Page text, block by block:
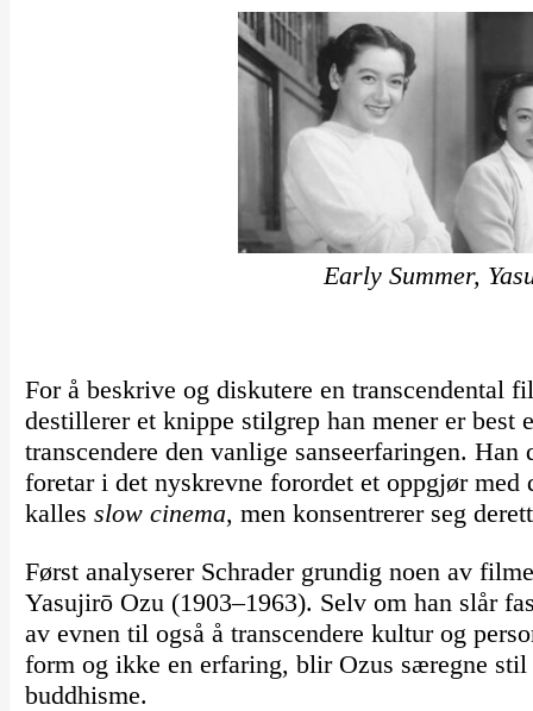
Early Summer,
For å beskrive og diskutere en transcendental
destillerer et knippe stilgrep han mener er
transcendere den vanlige sanseerfaringen.
foretar i det nyskrevne forordet et oppgjør
kalles slow cinema, men konsentrerer seg
Først analyserer Schrader grundig noen av
Yasujirō Ozu (1903–1963). Selv om han slår
av evnen til også å transcendere kultur og
form og ikke en erfaring, blir Ozus særegne
buddhisme.